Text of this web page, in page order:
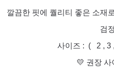
깔끔한 핏에 퀄리티 좋은 소재
검정
사이즈 : ( 2 , 3
💛 권장